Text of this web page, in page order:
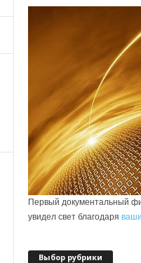
Первый документальный
увидел свет благодаря
Выбор рубрики